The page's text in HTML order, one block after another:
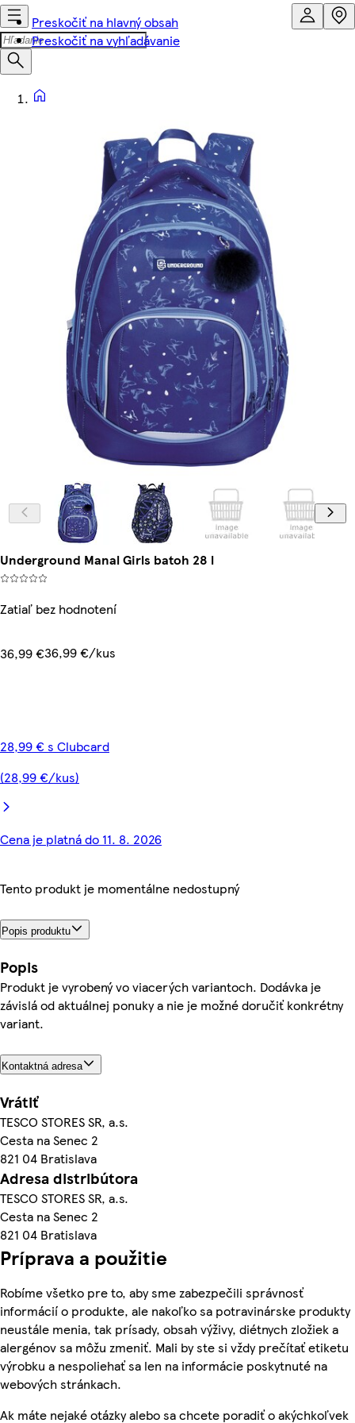
Preskočiť na hlavný obsah
Preskočiť na vyhľadávanie
Underground Manal Girls batoh 28 l
Zatiaľ bez hodnotení
36,99 €36,99 €/kus
28,99 € s Clubcard
(28,99 €/kus)
Cena je platná do 11. 8. 2026
Tento produkt je momentálne nedostupný
Popis produktu
Popis
Produkt je vyrobený vo viacerých variantoch. Dodávka je
závislá od aktuálnej ponuky a nie je možné doručiť konkrétny
variant.
Kontaktná adresa
Vrátiť
TESCO STORES SR, a.s.
Cesta na Senec 2
821 04 Bratislava
Adresa distribútora
TESCO STORES SR, a.s.
Cesta na Senec 2
821 04 Bratislava
Príprava a použitie
Robíme všetko pre to, aby sme zabezpečili správnosť
informácií o produkte, ale nakoľko sa potravinárske produkty
neustále menia, tak prísady, obsah výživy, diétnych zložiek a
alergénov sa môžu zmeniť. Mali by ste si vždy prečítať etiketu
výrobku a nespoliehať sa len na informácie poskytnuté na
webových stránkach.
Ak máte nejaké otázky alebo sa chcete poradiť o akýchkoľvek